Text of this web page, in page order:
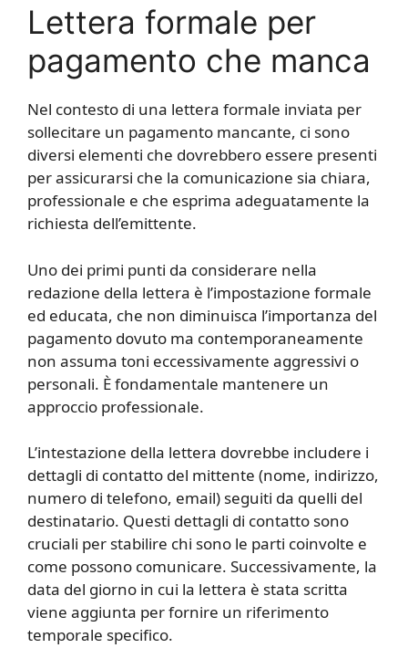
Lettera formale per
pagamento che manca
Nel contesto di una lettera formale inviata per
sollecitare un pagamento mancante, ci sono
diversi elementi che dovrebbero essere presenti
per assicurarsi che la comunicazione sia chiara,
professionale e che esprima adeguatamente la
richiesta dell’emittente.
Uno dei primi punti da considerare nella
redazione della lettera è l’impostazione formale
ed educata, che non diminuisca l’importanza del
pagamento dovuto ma contemporaneamente
non assuma toni eccessivamente aggressivi o
personali. È fondamentale mantenere un
approccio professionale.
L’intestazione della lettera dovrebbe includere i
dettagli di contatto del mittente (nome, indirizzo,
numero di telefono, email) seguiti da quelli del
destinatario. Questi dettagli di contatto sono
cruciali per stabilire chi sono le parti coinvolte e
come possono comunicare. Successivamente, la
data del giorno in cui la lettera è stata scritta
viene aggiunta per fornire un riferimento
temporale specifico.